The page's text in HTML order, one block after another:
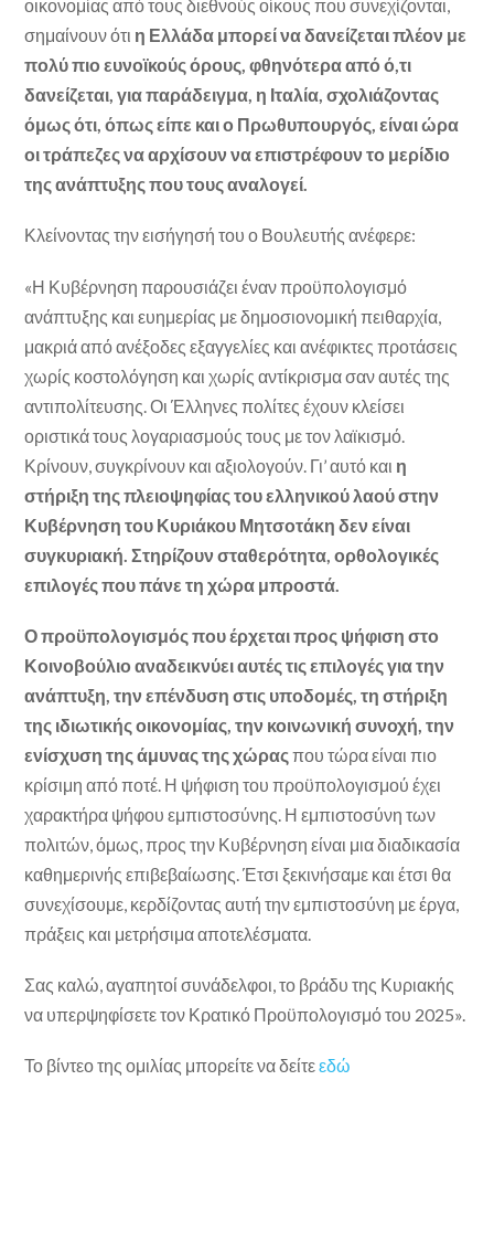
οικονομίας από τους διεθνούς οίκους που συνεχίζονται,
σημαίνουν ότι η Ελλάδα μπορεί να δανείζεται πλέον με
πολύ πιο ευνοϊκούς όρους, φθηνότερα από ό,τι
δανείζεται, για παράδειγμα, η Ιταλία, σχολιάζοντας
όμως ότι, όπως είπε και ο Πρωθυπουργός, είναι ώρα
οι τράπεζες να αρχίσουν να επιστρέφουν το μερίδιο
της ανάπτυξης που τους αναλογεί.
Κλείνοντας την εισήγησή του ο Βουλευτής ανέφερε:
«Η Κυβέρνηση παρουσιάζει έναν προϋπολογισμό
ανάπτυξης και ευημερίας με δημοσιονομική πειθαρχία,
μακριά από ανέξοδες εξαγγελίες και ανέφικτες προτάσεις
χωρίς κοστολόγηση και χωρίς αντίκρισμα σαν αυτές της
αντιπολίτευσης. Οι Έλληνες πολίτες έχουν κλείσει
οριστικά τους λογαριασμούς τους με τον λαϊκισμό.
Κρίνουν, συγκρίνουν και αξιολογούν. Γι’ αυτό και η
στήριξη της πλειοψηφίας του ελληνικού λαού στην
Κυβέρνηση του Κυριάκου Μητσοτάκη δεν είναι
συγκυριακή. Στηρίζουν σταθερότητα, ορθολογικές
επιλογές που πάνε τη χώρα μπροστά.
Ο προϋπολογισμός που έρχεται προς ψήφιση στο
Κοινοβούλιο αναδεικνύει αυτές τις επιλογές για την
ανάπτυξη, την επένδυση στις υποδομές, τη στήριξη
της ιδιωτικής οικονομίας, την κοινωνική συνοχή, την
ενίσχυση της άμυνας της χώραςπου τώρα είναι πιο
κρίσιμη από ποτέ. Η ψήφιση του προϋπολογισμού έχει
χαρακτήρα ψήφου εμπιστοσύνης. Η εμπιστοσύνη των
πολιτών, όμως, προς την Κυβέρνηση είναι μια διαδικασία
καθημερινής επιβεβαίωσης. Έτσι ξεκινήσαμε και έτσι θα
συνεχίσουμε, κερδίζοντας αυτή την εμπιστοσύνη με έργα,
πράξεις και μετρήσιμα αποτελέσματα.
Σας καλώ, αγαπητοί συνάδελφοι, το βράδυ της Κυριακής
να υπερψηφίσετε τον Κρατικό Προϋπολογισμό του 2025».
Το βίντεο της ομιλίας μπορείτε να δείτεεδώ